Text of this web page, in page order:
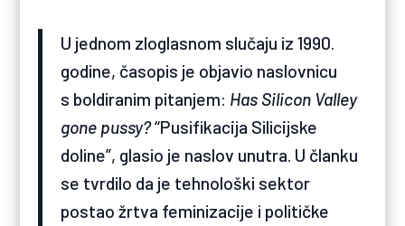
U jednom zloglasnom slučaju iz 1990.
godine, časopis je objavio naslovnicu
s boldiranim pitanjem: Has Silicon Valley
gone pussy?“Pusifikacija Silicijske
doline”, glasio je naslov unutra. U članku
se tvrdilo da je tehnološki sektor
postao žrtva feminizacije i političke